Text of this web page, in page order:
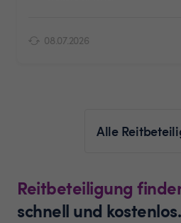
08.07.2026
Alle
Reitbeteiligung
schnell und kostenlos.